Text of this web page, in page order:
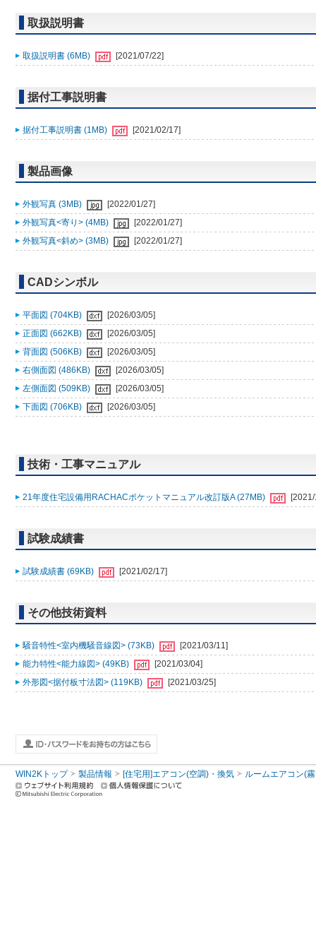
取扱説明書
取扱説明書 (6MB) [2021/07/22]
据付工事説明書
据付工事説明書 (1MB) [2021/02/17]
製品画像
外観写真 (3MB)
[2022/01/27]
外観写真<寄り> (4MB)
[2022/01/27]
外観写真<斜め> (3MB)
[2022/01/27]
CADシンボル
平面図 (704KB)
[2026/03/05]
正面図 (662KB)
[2026/03/05]
背面図 (506KB)
[2026/03/05]
右側面図 (486KB)
[2026/03/05]
左側面図 (509KB)
[2026/03/05]
下面図 (706KB)
[2026/03/05]
技術・工事マニュアル
21年度住宅設備用RACHACポケットマニュアル改訂版A (27MB)
試験成績書
試験成績書 (69KB) [2021/02/17]
その他技術資料
騒音特性<室内機騒音線図> (73KB)
[2021/03/11]
能力特性<能力線図> (49KB)
[2021/03/04]
外形図<据付板寸法図> (119KB)
[2021/03/25]
WIN2Kトップ 製品情報 [住宅用]エアコン(空調)・換気 ルームエアコン(